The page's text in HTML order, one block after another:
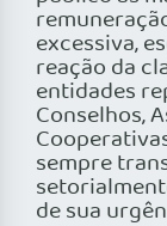
excessiva,
reação da
entidades
Conselhos,
sempre
de sua